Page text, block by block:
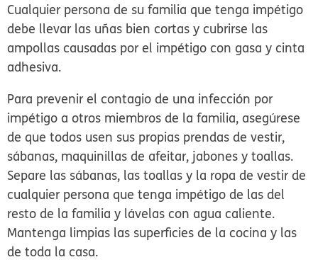
Cualquier persona de su familia que tenga impétigo
debe llevar las uñas bien cortas y cubrirse las
ampollas causadas por el impétigo con gasa y cinta
adhesiva.
Para prevenir el contagio de una infección por
impétigo a otros miembros de la familia, asegúrese
de que todos usen sus propias prendas de vestir,
sábanas, maquinillas de afeitar, jabones y toallas.
Separe las sábanas, las toallas y la ropa de vestir de
cualquier persona que tenga impétigo de las del
resto de la familia y lávelas con agua caliente.
Mantenga limpias las superficies de la cocina y las
de toda la casa.